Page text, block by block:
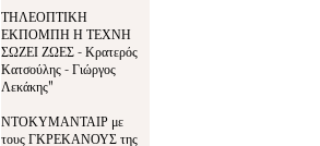
ΤΗΛΕΟΠΤΙΚΗ
ΕΚΠΟΜΠΗ Η ΤΕΧΝΗ
ΣΩΖΕΙ ΖΩΕΣ - Κρατερός
Κατσούλης - Γιώργος
Λεκάκης"
ΝΤΟΚΥΜΑΝΤΑΙΡ με
τους ΓΚΡΕΚΑΝΟΥΣ της